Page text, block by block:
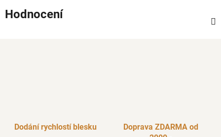
Hodnocení
Dodání rychlostí blesku
Doprava ZDARMA od